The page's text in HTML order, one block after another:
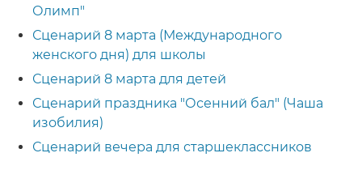
Олимп"
Сценарий 8 марта (Международного
женского дня) для школы
Сценарий 8 марта для детей
Сценарий праздника "Осенний бал" (Чаша
изобилия)
Сценарий вечера для старшеклассников